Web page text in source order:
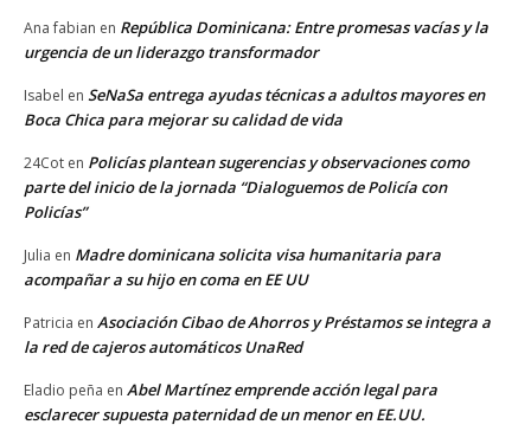
Ana fabian en República Dominicana: Entre promesas vacías y la
urgencia de un liderazgo transformador
Isabel en SeNaSa entrega ayudas técnicas a adultos mayores en
Boca Chica para mejorar su calidad de vida
24Cot en Policías plantean sugerencias y observaciones como
parte del inicio de la jornada “Dialoguemos de Policía con
Policías”
Julia en Madre dominicana solicita visa humanitaria para
acompañar a su hijo en coma en EE UU
Patricia en Asociación Cibao de Ahorros y Préstamos se integra a
la red de cajeros automáticos UnaRed
Eladio peña en Abel Martínez emprende acción legal para
esclarecer supuesta paternidad de un menor en EE.UU.